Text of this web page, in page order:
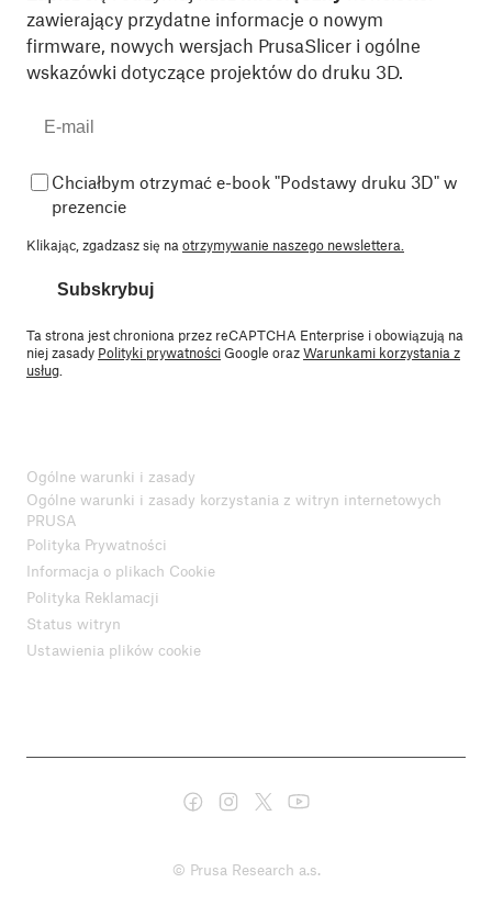
zawierający przydatne informacje o nowym
firmware, nowych wersjach PrusaSlicer i ogólne
wskazówki dotyczące projektów do druku 3D.
Chciałbym otrzymać e-book "Podstawy druku 3D" w
prezencie
Klikając, zgadzasz się naotrzymywanie naszego newslettera.
Subskrybuj
Ta strona jest chroniona przez reCAPTCHA Enterprise i obowiązują na
niej zasady Polityki prywatnościGoogle orazWarunkami korzystania z
usług.
Ogólne warunki i zasady
Ogólne warunki i zasady korzystania z witryn internetowych
PRUSA
Polityka Prywatności
Informacja o plikach Cookie
Polityka Reklamacji
Status witryn
Ustawienia plików cookie
© Prusa Research a.s.